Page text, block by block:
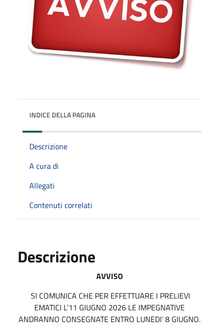
INDICE DELLA PAGINA
Descrizione
A cura di
Allegati
Contenuti correlati
Descrizione
AVVISO
SI COMUNICA CHE PER EFFETTUARE I PRELIEVI
EMATICI L’11 GIUGNO 2026 LE IMPEGNATIVE
ANDRANNO CONSEGNATE ENTRO LUNEDI’ 8 GIUGNO.